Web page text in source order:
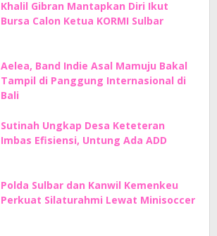
Khalil Gibran Mantapkan Diri Ikut
Bursa Calon Ketua KORMI Sulbar
Aelea, Band Indie Asal Mamuju Bakal
Tampil di Panggung Internasional di
Bali
Sutinah Ungkap Desa Keteteran
Imbas Efisiensi, Untung Ada ADD
Polda Sulbar dan Kanwil Kemenkeu
Perkuat Silaturahmi Lewat Minisoccer